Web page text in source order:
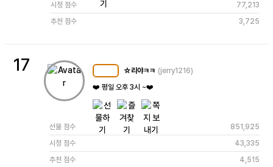
시청 점수
77,213
추천 점수
3,725
17 ☆리야ㅋㅋ (jerry1216)
❤️ 평일 오후 3시 ~❤️
선물 점수
851,925
시청 점수
43,335
추천 점수
4,515